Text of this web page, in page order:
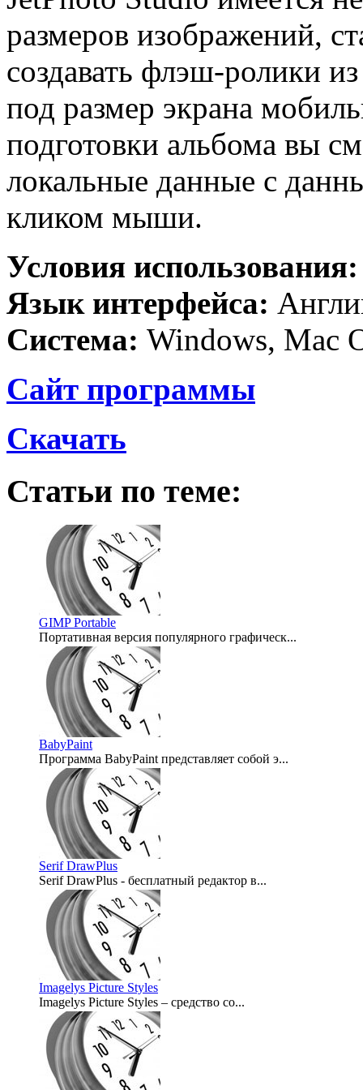
размеров изображений,
создавать флэш-ролики
под размер экрана
подготовки альбома вы
локальные данные с
кликом мыши.
Условия
Язык интерфейса:
Система: Windows, Mac
Сайт программы
Скачать
Статьи по теме:
GIMP Portable
Портативная версия популярного графическ...
2008-04-18
BabyPaint
Программа BabyPaint представляет собой э...
2008-04-03
Serif DrawPlus
Serif DrawPlus - бесплатный редактор в...
2007-12-27
Imagelys Picture Styles
Imagelys Picture Styles – средство со...
2007-11-02